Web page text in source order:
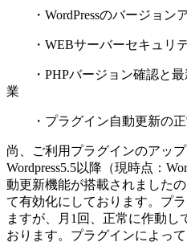
・WordPressのバージョン
・WEBサーバーセキュリ
・PHPバージョン確認と最
業
・プラグイン自動更新の正
尚、ご利用プラグインのアッ
Wordpress5.5以降（現時点：
動更新機能が搭載されました
て有効化にしております。プ
ますが、月1回、正常に作動し
おります。プラグインによっ